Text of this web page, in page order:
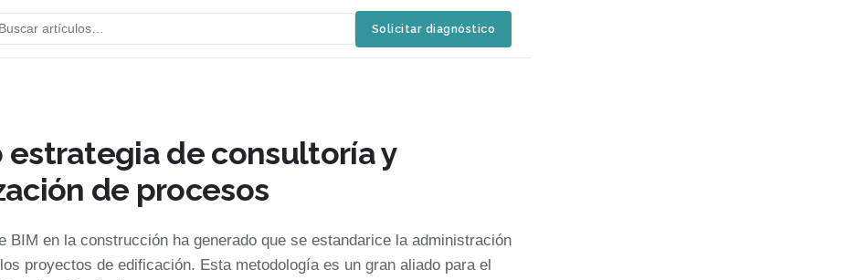
Solicitar diagnóstico
estrategia de consultoría y
de procesos
BIM en la construcción ha generado que se estandarice la administración
proyectos de edificación. Esta metodología es un gran aliado para el